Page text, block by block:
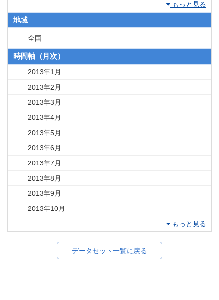
もっと見る
地域
全国
時間軸（月次）
2013年1月
2013年2月
2013年3月
2013年4月
2013年5月
2013年6月
2013年7月
2013年8月
2013年9月
2013年10月
もっと見る
データセット一覧に戻る